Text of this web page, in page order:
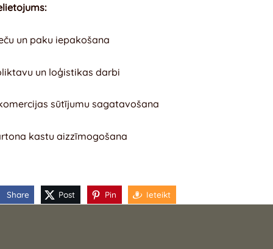
un paku iepakošana
un loģistikas darbi
sūtījumu sagatavošana
kastu aizzīmogošana
Share Post Pin Ieteikt